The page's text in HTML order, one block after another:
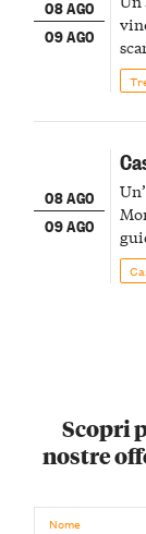
08 AGO
09 AGO
08 AGO
09 AGO
Scopri
nostre
Nome